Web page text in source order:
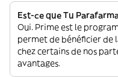
Est-ce que Tu
Oui. Prime est le
permet de bénéficier
chez certains de nos
avantages.